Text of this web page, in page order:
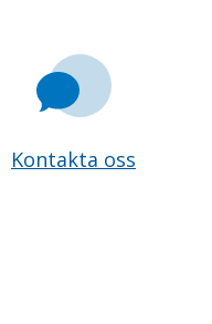
Kontakta oss